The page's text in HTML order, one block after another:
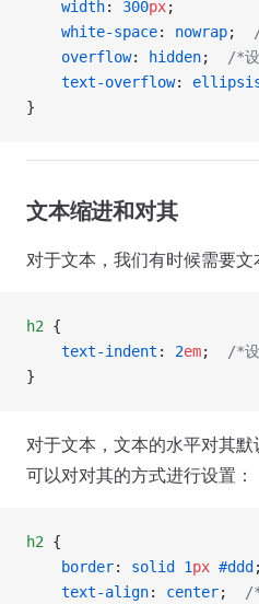
    width
: 300px;
    white-space
: nowrap;
    overflow
: hidden;
/*
    text-overflow
:
}
文本缩进和对其
对于文本，我们有时候需要
h2 {
    text-indent
: 2em;
/*设
}
对于文本，文本的水平对其
可以对对其的方式进行设置：
h2 {
    border
: solid 1px #ddd ;
    text-align
: center;
/